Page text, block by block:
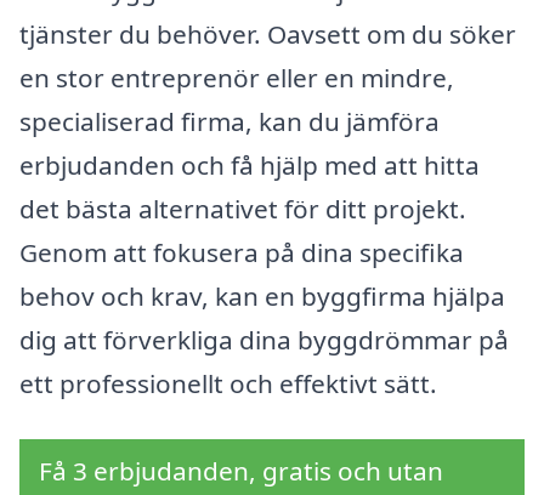
tjänster du behöver. Oavsett om du söker
en stor entreprenör eller en mindre,
specialiserad firma, kan du jämföra
erbjudanden och få hjälp med att hitta
det bästa alternativet för ditt projekt.
Genom att fokusera på dina specifika
behov och krav, kan en byggfirma hjälpa
dig att förverkliga dina byggdrömmar på
ett professionellt och effektivt sätt.
Få 3 erbjudanden, gratis och utan